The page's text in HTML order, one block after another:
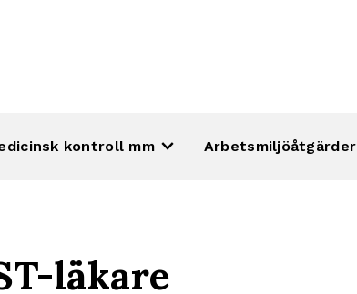
kontroll mm keyboard_arrow_down Arbetsmiljöåtgärder
läkare